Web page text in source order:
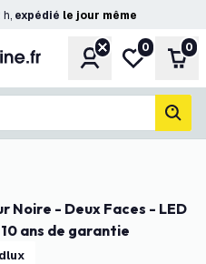
expédié le jour même
CompteMa liste de
0 0
ans de garantie